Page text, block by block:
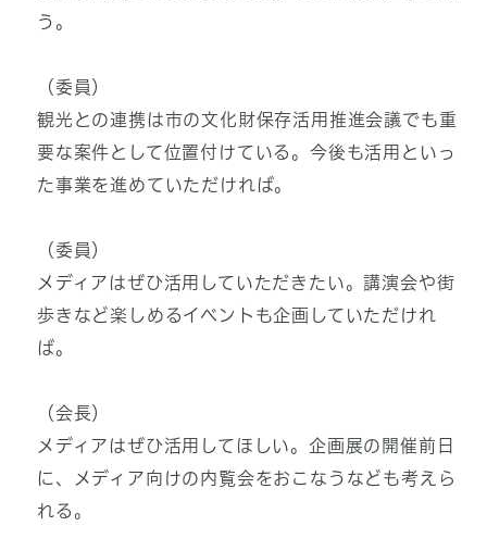
う。
（委員）
観光との連携は市の文化財保存活用推進会議でも重
要な案件として位置付けている。今後も活用といっ
た事業を進めていただければ。
（委員）
メディアはぜひ活用していただきたい。講演会や街
歩きなど楽しめるイベントも企画していただけれ
ば。
（会長）
メディアはぜひ活用してほしい。企画展の開催前日
に、メディア向けの内覧会をおこなうなども考えら
れる。